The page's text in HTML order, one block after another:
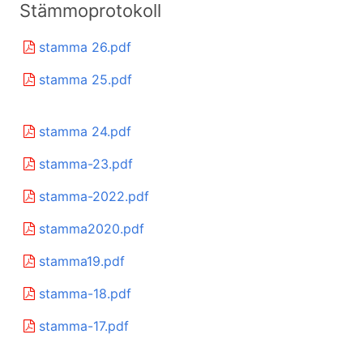
Stämmoprotokoll
stamma 26.pdf
stamma 25.pdf
stamma 24.pdf
stamma-23.pdf
stamma-2022.pdf
stamma2020.pdf
stamma19.pdf
stamma-18.pdf
stamma-17.pdf